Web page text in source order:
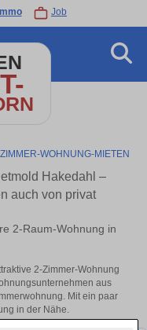
Immo Job
WOHNUNG-MIETEN
Hakedahl –
auch von privat
2-Raum-Wohnung in
2-Zimmer-Wohnung
aus
Mit ein paar
in der Nähe.